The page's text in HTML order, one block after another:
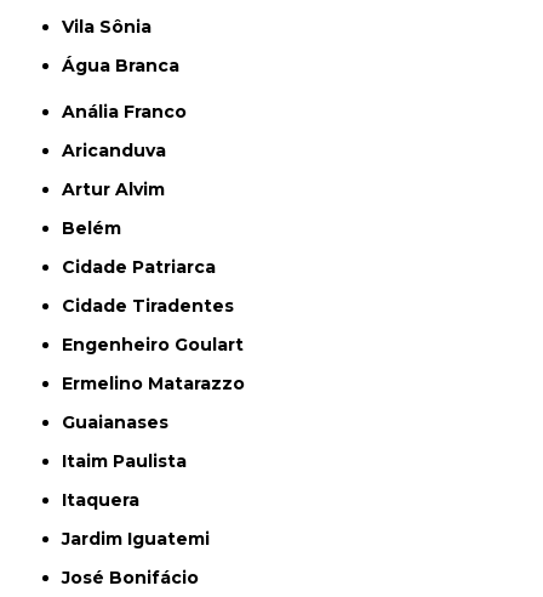
Vila Sônia
Água Branca
Anália Franco
Aricanduva
Artur Alvim
Belém
Cidade Patriarca
Cidade Tiradentes
Engenheiro Goulart
Ermelino Matarazzo
Guaianases
Itaim Paulista
Itaquera
Jardim Iguatemi
José Bonifácio